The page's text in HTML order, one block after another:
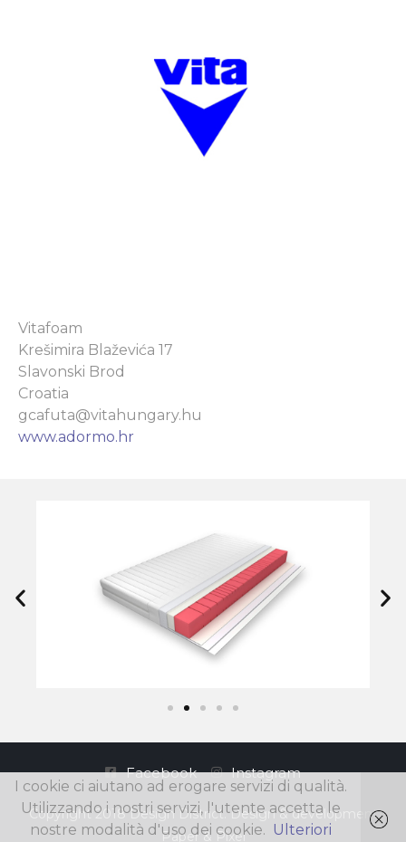
Vitafoam
Krešimira Blaževića 17
Slavonski Brod
Croatia
gcafuta@vitahungary.hu
www.adormo.hr
Facebook Instagram
Copyright 2018 Design District. Design & development
Paper & Pixel
I cookie ci aiutano ad erogare servizi di qualità.
Utilizzando i nostri servizi, l'utente accetta le
nostre modalità d'uso dei cookie. Ulteriori